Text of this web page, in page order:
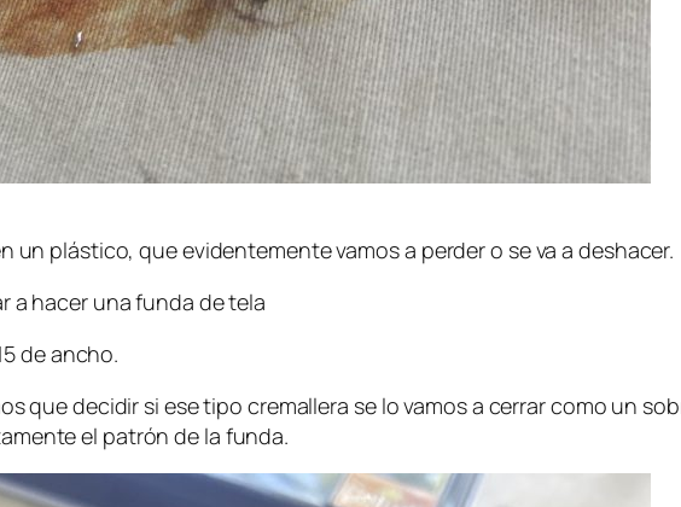
un plástico, que evidentemente vamos a perder o se va a deshacer.
a hacer una funda de tela
de ancho.
que decidir si ese tipo cremallera se lo vamos a cerrar como un
el patrón de la funda.